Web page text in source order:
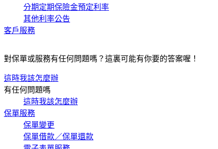
分期定期保險金預定利率
其他利率公告
客戶服務
對保單或服務有任何問題嗎？這裏可能有你要的答案喔！
這時我該怎麼辦
有任何問題嗎
這時我該怎麼辦
保單服務
保單變更
保單借款／保單還款